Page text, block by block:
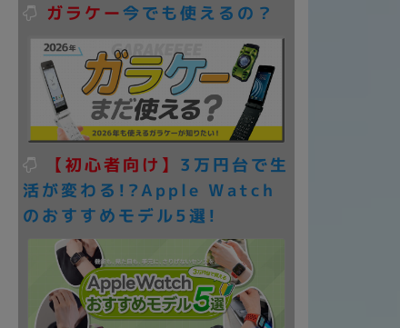
ガラケー今でも使えるの？
【初心者向け】 3万円台で生
活が変わる!?Apple Watch
のおすすめモデル5選!
各項目のチェックボックスは「or検索」となります。
ただし機能別のみ「and検索」となります。